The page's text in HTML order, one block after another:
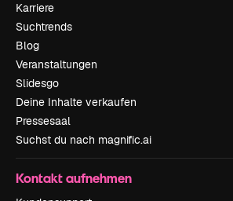
Karriere
Suchtrends
Blog
Veranstaltungen
Slidesgo
Deine Inhalte verkaufen
Pressesaal
Suchst du nach magnific.ai
Kontakt aufnehmen